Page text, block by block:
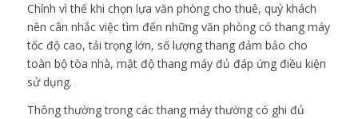
Chính vì thế khi chọn lựa văn phòng cho thuê, quý khách
nên cân nhắc việc tìm đến những văn phòng có thang máy
tốc độ cao, tải trọng lớn, số lượng thang đảm bảo cho
toàn bộ tòa nhà, mật độ thang máy đủ đáp ứng điều kiện
sử dụng.
Thông thường trong các thang máy thường có ghi đủ